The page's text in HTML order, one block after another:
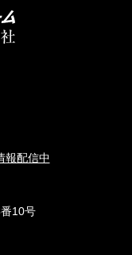
報配信中
10号